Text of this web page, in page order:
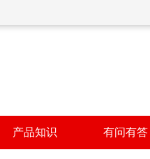
产品知识 有问有答